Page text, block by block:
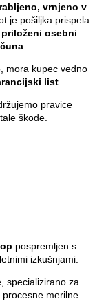
vrnjeno v
je pošiljka prispela
priloženi osebni
mora kupec vedno
list
pravice
škode.
pospremljen s
izkušnjami.
specializirano za
merilne